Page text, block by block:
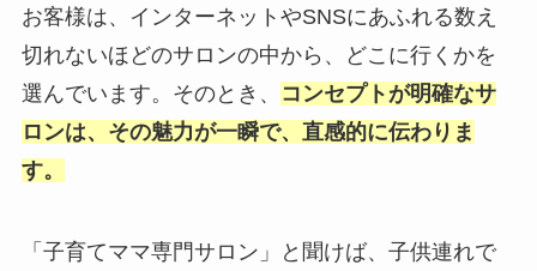
お客様は、インターネットやSNSにあふれる数え
切れないほどのサロンの中から、どこに行くかを
選んでいます。そのとき、
コンセプトが明確なサ
ロンは、その魅力が一瞬で、直感的に伝わりま
す。
「子育てママ専門サロン」と聞けば、子供連れで